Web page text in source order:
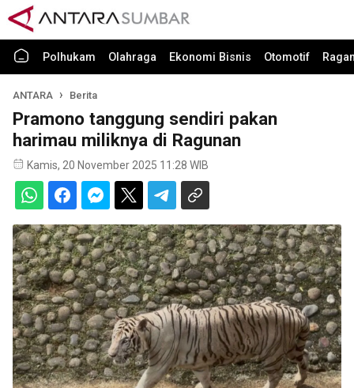
Polhukam Olahraga Ekonomi Bisnis Otomotif
ANTARA Berita
Pramono tanggung sendiri pakan
harimau miliknya di Ragunan
Kamis, 20 November 2025 11:28 WIB